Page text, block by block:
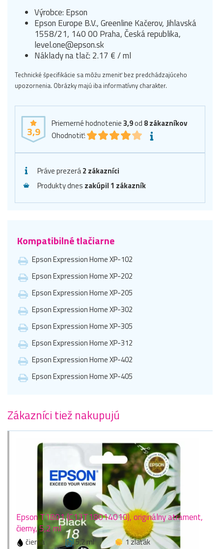
Výrobce: Epson
Epson Europe B.V., Greenline Kačerov, Jihlavská
1558/21, 140 00 Praha, Česká republika,
level.one@epson.sk
Náklady na tlač: 2.17 € / ml
Technické špecifikácie sa môžu zmeniť bez predchádzajúceho
upozornenia. Obrázky majú iba informatívny charakter.
3,9
Priemerné hodnotenie3,9od 8zákazníkov
Ohodnotiť:
Práve prezerá2 zákazníci
Produkty dnes zakúpil 1 zákazník
Kompatibilné tlačiarne
Epson Expression Home XP-102
Epson Expression Home XP-202
Epson Expression Home XP-205
Epson Expression Home XP-302
Epson Expression Home XP-305
Epson Expression Home XP-312
Epson Expression Home XP-402
Epson Expression Home XP-405
Zákazníci tiež nakupujú
Epson T1801 (C13T18014010), originálny atrament,
čierny, 5,2 ml
čierna 5,2 ml 1 zlaťák